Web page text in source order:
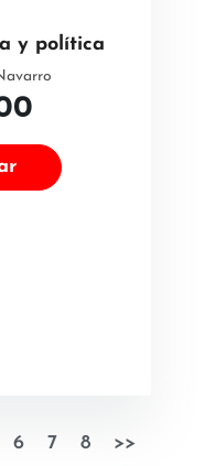
y política
6 7 8 >>